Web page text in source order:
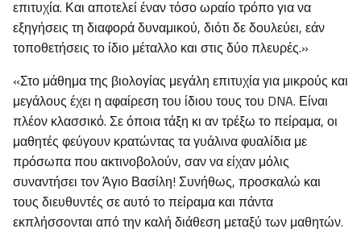
επιτυχία. Και αποτελεί έναν τόσο ωραίο τρόπο για να
εξηγήσεις τη διαφορά δυναμικού, διότι δε δουλεύει, εάν
τοποθετήσεις το ίδιο μέταλλο και στις δύο πλευρές.»
«Στο μάθημα της βιολογίας μεγάλη επιτυχία για μικρούς και
μεγάλους έχει η αφαίρεση του ίδιου τους του DNA. Είναι
πλέον κλασσικό. Σε όποια τάξη κι αν τρέξω το πείραμα, οι
μαθητές φεύγουν κρατώντας τα γυάλινα φυαλίδια με
πρόσωπα που ακτινοβολούν, σαν να είχαν μόλις
συναντήσει τον Άγιο Βασίλη! Συνήθως, προσκαλώ και
τους διευθυντές σε αυτό το πείραμα και πάντα
εκπλήσσονται από την καλή διάθεση μεταξύ των μαθητών.